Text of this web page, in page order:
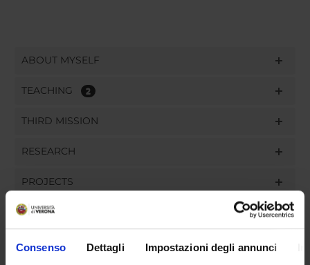
Consenso Dettagli Impostazioni degli annunci
ABOUT MYSELF
TEACHING 2
THIRD MISSION
RESEARCH
PROJECTS
PUBLICATIONS
ASSIGNMENTS